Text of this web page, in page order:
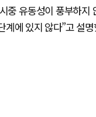
중 유동성이 풍부하
계에 있지 않다”고 설